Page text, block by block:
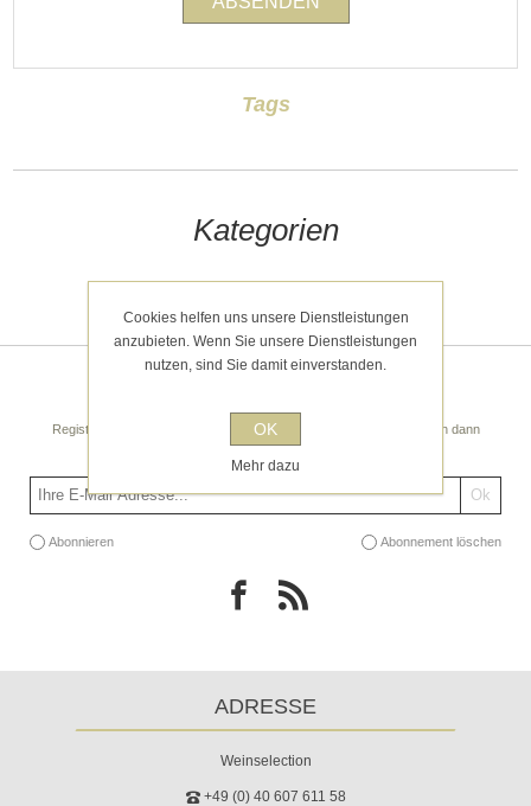
Tags
Kategorien
Registrieren Sie sich noch heute für unseren Newsletter! Sie erhalten dann
Abonnieren Abonnement löschen
ADRESSE
Weinselection
+49 (0) 40 607 611 58
Cookies helfen uns unsere Dienstleistungen
anzubieten. Wenn Sie unsere Dienstleistungen
nutzen, sind Sie damit einverstanden.
OK
Mehr dazu